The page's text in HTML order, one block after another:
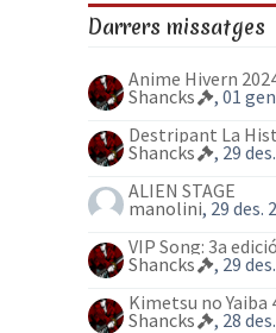
Darrers missatges
Anime Hivern
Shancks
, 01
Destripant La
Shancks
, 29
ALIEN STAGE
manolini, 29 des.
VIP Song: 3a edició
Shancks
, 29
Kimetsu no
Shancks
, 28